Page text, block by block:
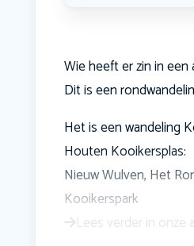
Wie heeft er zin in een
Dit is een
Het is een wandeling
Houten Kooikersplas:
Nieuw Wulven, Het
Kooikerspark
Lees verder in onze